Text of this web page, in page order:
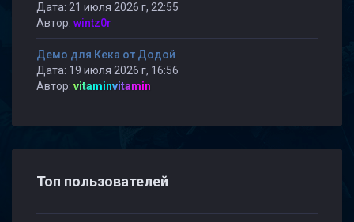
Дата: 21 июля 2026 г, 22:55
Автор: wintz0r
Демо для Кека от Додой
Дата: 19 июля 2026 г, 16:56
Автор: vitaminvitamin
Топ пользователей